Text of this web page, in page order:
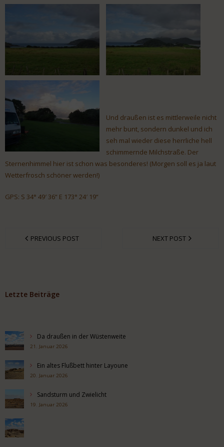
Und draußen ist es mittlerweile nicht
mehr bunt, sondern dunkel und ich
seh mal wieder diese herrliche hell
schimmernde Milchstraße. Der
Sternenhimmel hier ist schon was besonderes! (Morgen soll es ja laut
Wetterfrosch schöner werden!)
GPS: S 34° 49′ 36“ E 173° 24′ 19“
PREVIOUS POST NEXT POST
Letzte Beiträge
Da draußen in der Wüstenweite
21. Januar 2026
Ein altes Flußbett hinter Layoune
20. Januar 2026
Sandsturm und Zwielicht
19. Januar 2026